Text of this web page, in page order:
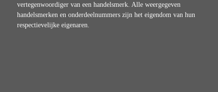
vertegenwoordiger van een handelsmerk. Alle weergegeven
handelsmerken en onderdeelnummers zijn het eigendom van hun
respectievelijke eigenaren.